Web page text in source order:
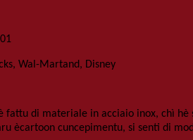
Wal-Martand, Disney
fattu di materiale in acciaio inox, chì hè
ècartoon cuncepimentu, si senti di